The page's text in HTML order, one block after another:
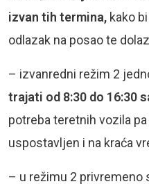
izvan tih termina, kako
odlazak na posao te
– izvanredni režim 2
trajati od 8:30 do 16:30
potreba teretnih vozila
uspostavljen i na kraća
– u režimu 2 privremeno